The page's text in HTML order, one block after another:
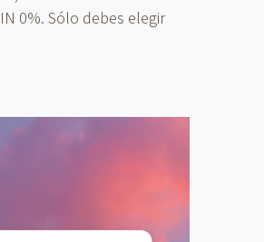
0%. Sólo debes elegir